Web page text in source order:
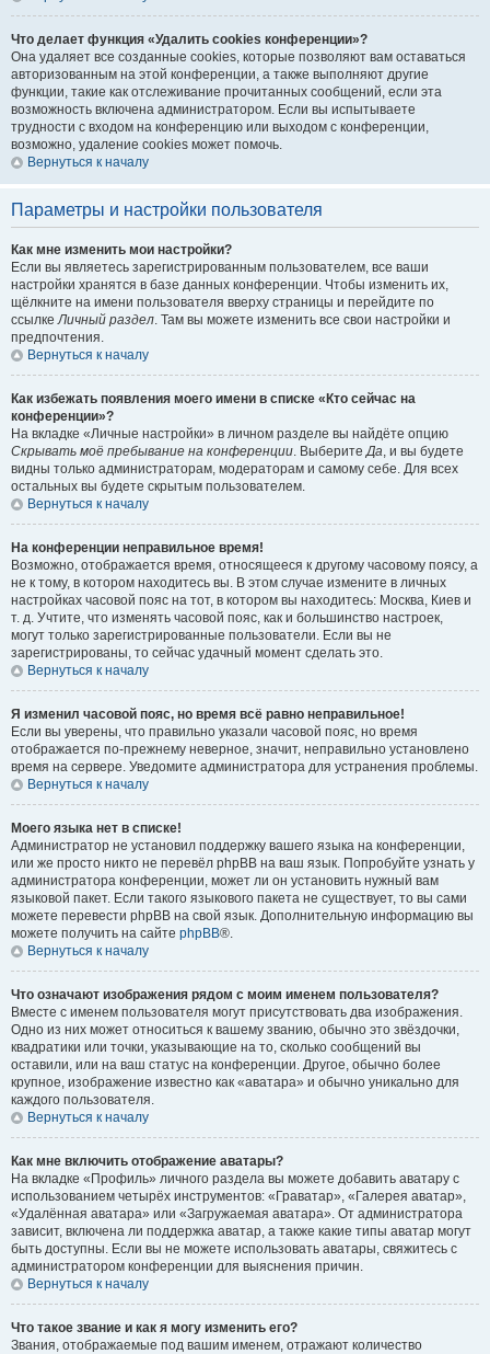
Что делает функция «Удалить cookies конференции»?
Она удаляет все созданные cookies, которые позволяют вам оставаться
авторизованным на этой конференции, а также выполняют другие
функции, такие как отслеживание прочитанных сообщений, если эта
возможность включена администратором. Если вы испытываете
трудности с входом на конференцию или выходом с конференции,
возможно, удаление cookies может помочь.
Вернуться к началу
Параметры и настройки пользователя
Как мне изменить мои настройки?
Если вы являетесь зарегистрированным пользователем, все ваши
настройки хранятся в базе данных конференции. Чтобы изменить их,
щёлкните на имени пользователя вверху страницы и перейдите по
ссылкеЛичный раздел. Там вы можете изменить все свои настройки и
предпочтения.
Вернуться к началу
Как избежать появления моего имени в списке «Кто сейчас на
конференции»?
На вкладке «Личные настройки» в личном разделе вы найдёте опцию
Скрывать моё пребывание на конференции. ВыберитеДа, и вы будете
видны только администраторам, модераторам и самому себе. Для всех
остальных вы будете скрытым пользователем.
Вернуться к началу
На конференции неправильное время!
Возможно, отображается время, относящееся к другому часовому поясу, а
не к тому, в котором находитесь вы. В этом случае измените в личных
настройках часовой пояс на тот, в котором вы находитесь: Москва, Киев и
т. д. Учтите, что изменять часовой пояс, как и большинство настроек,
могут только зарегистрированные пользователи. Если вы не
зарегистрированы, то сейчас удачный момент сделать это.
Вернуться к началу
Я изменил часовой пояс, но время всё равно неправильное!
Если вы уверены, что правильно указали часовой пояс, но время
отображается по-прежнему неверное, значит, неправильно установлено
время на сервере. Уведомите администратора для устранения проблемы.
Вернуться к началу
Моего языка нет в списке!
Администратор не установил поддержку вашего языка на конференции,
или же просто никто не перевёл phpBB на ваш язык. Попробуйте узнать у
администратора конференции, может ли он установить нужный вам
языковой пакет. Если такого языкового пакета не существует, то вы сами
можете перевести phpBB на свой язык. Дополнительную информацию вы
можете получить на сайте phpBB®.
Вернуться к началу
Что означают изображения рядом с моим именем пользователя?
Вместе с именем пользователя могут присутствовать два изображения.
Одно из них может относиться к вашему званию, обычно это звёздочки,
квадратики или точки, указывающие на то, сколько сообщений вы
оставили, или на ваш статус на конференции. Другое, обычно более
крупное, изображение известно как «аватара» и обычно уникально для
каждого пользователя.
Вернуться к началу
Как мне включить отображение аватары?
На вкладке «Профиль» личного раздела вы можете добавить аватару с
использованием четырёх инструментов: «Граватар», «Галерея аватар»,
«Удалённая аватара» или «Загружаемая аватара». От администратора
зависит, включена ли поддержка аватар, а также какие типы аватар могут
быть доступны. Если вы не можете использовать аватары, свяжитесь с
администратором конференции для выяснения причин.
Вернуться к началу
Что такое звание и как я могу изменить его?
Звания, отображаемые под вашим именем, отражают количество